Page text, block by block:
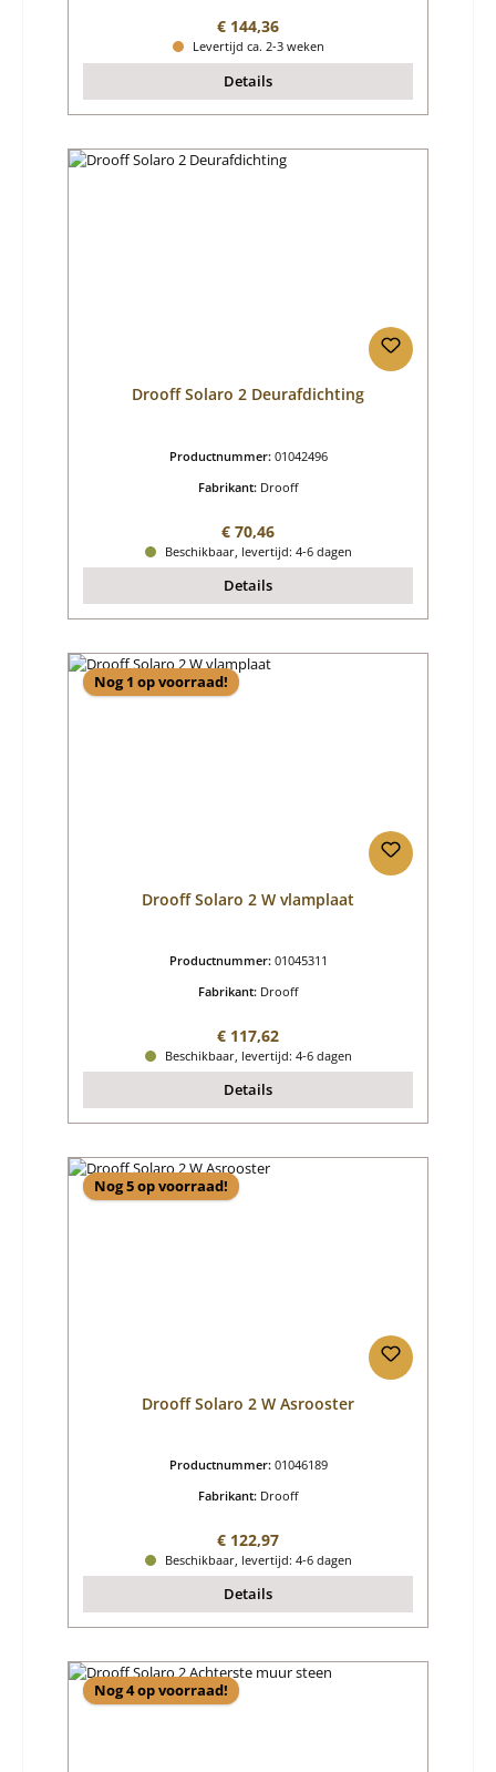
Normale prijs:
€ 144,36
Levertijd ca. 2-3 weken
Details
Drooff Solaro 2 Deurafdichting
Productnummer: 01042496
Fabrikant: Drooff
Normale prijs:
€ 70,46
Beschikbaar, levertijd: 4-6 dagen
Details
Nog 1 op voorraad!
Drooff Solaro 2 W vlamplaat
Productnummer: 01045311
Fabrikant: Drooff
Normale prijs:
€ 117,62
Beschikbaar, levertijd: 4-6 dagen
Details
Nog 5 op voorraad!
Drooff Solaro 2 W Asrooster
Productnummer: 01046189
Fabrikant: Drooff
Normale prijs:
€ 122,97
Beschikbaar, levertijd: 4-6 dagen
Details
Nog 4 op voorraad!